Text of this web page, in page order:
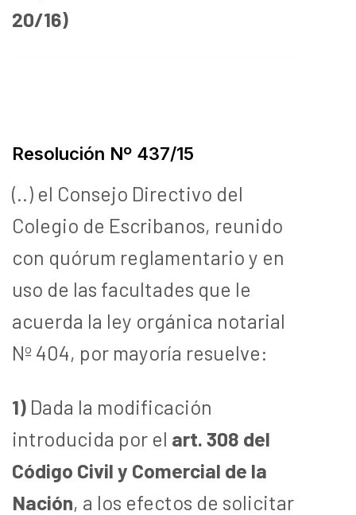
20/16)
Resolución Nº 437/15
(..) el Consejo Directivo del
Colegio de Escribanos, reunido
con quórum reglamentario y en
uso de las facultades que le
acuerda la ley orgánica notarial
Nº 404, por mayoría resuelve:
1) Dada la modificación
introducida por el art. 308 del
Código Civil y Comercial de la
Nación, a los efectos de solicitar